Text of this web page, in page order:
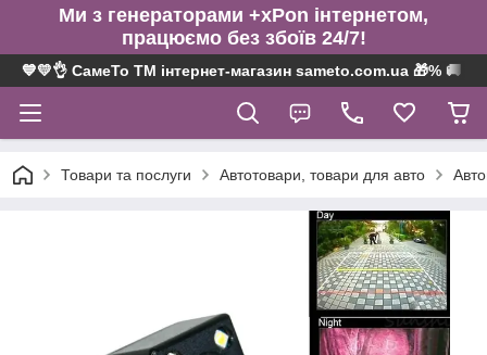
Ми з генераторами +xPon інтернетом,
працюємо без збоїв 24/7!
💙💛👌 СамеТо ТМ інтернет-магазин sameto.com.ua 🎁% 🚚 ⤵
Товари та послуги Автотовари, товари для авто